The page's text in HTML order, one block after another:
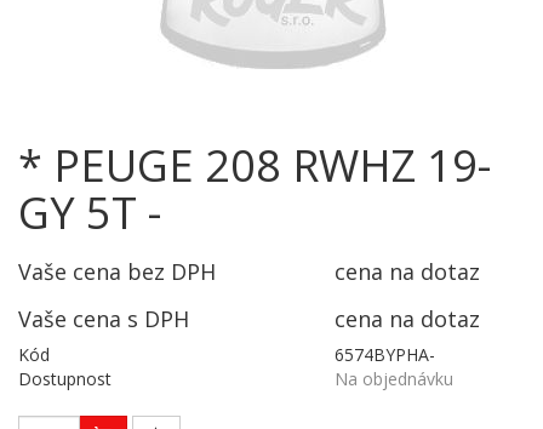
* PEUGE 208 RWHZ 19-
GY 5T -
Vaše cena bez DPH
cena na dotaz
Vaše cena s DPH
cena na dotaz
Kód
6574BYPHA-
Dostupnost
Na objednávku